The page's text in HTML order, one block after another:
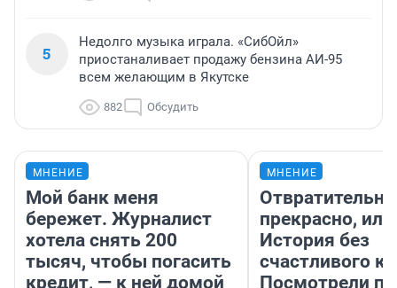
5
Недолго музыка играла. «СибОйл»
приостаналивает продажу бензина АИ-95
всем желающим в Якутске
882 Обсудить
МНЕНИЕ
Мой банк меня
бережет. Журналист
хотела снять 200
тысяч, чтобы погасить
кредит, — к ней домой
МНЕНИЕ
Отвратительно
прекрасно, или
История без
счастливого
Посмотрели